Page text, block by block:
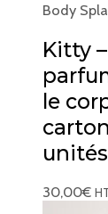
Body
Kitty
le
unités
30,00€